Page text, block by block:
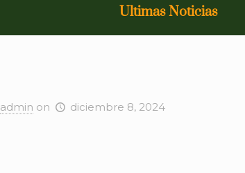
Ultimas Noticias
admin on diciembre 8, 2024